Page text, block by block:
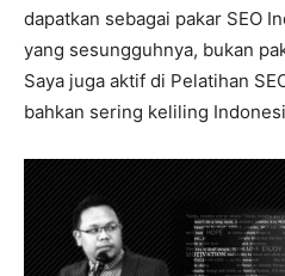
dapatkan sebagai pakar SEO
yang sesungguhnya, bukan
Saya juga aktif di Pelatihan
bahkan sering keliling